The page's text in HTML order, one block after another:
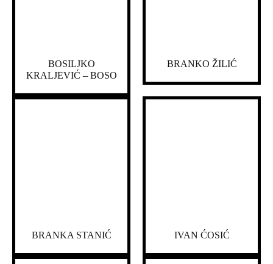
BOSILJKO
KRALJEVIĆ – BOSO
BRANKO ŽILIĆ
BRANKA STANIĆ IVAN ĆOSIĆ